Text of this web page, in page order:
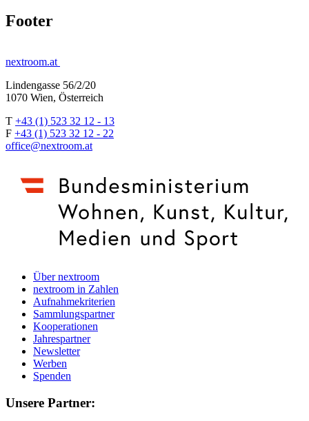
Footer
nextroom.at
Lindengasse 56/2/20
1070 Wien, Österreich
T +43 (1) 523 32 12 - 13
F +43 (1) 523 32 12 - 22
office@nextroom.at
Über nextroom
nextroom in Zahlen
Aufnahmekriterien
Sammlungspartner
Kooperationen
Jahrespartner
Newsletter
Werben
Spenden
Unsere Partner: